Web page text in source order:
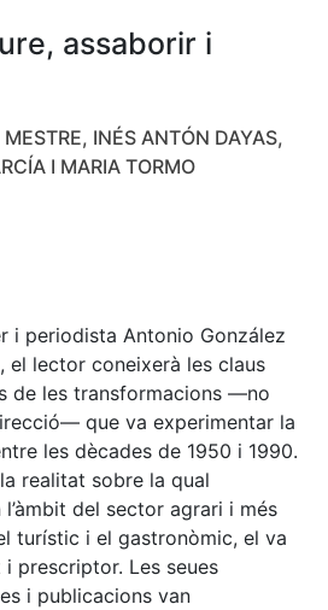
assaborir i
INÉS ANTÓN DAYAS,
I MARIA TORMO
i periodista Antonio González
el lector coneixerà les claus
de les transformacions —no
que va experimentar la
les dècades de 1950 i 1990.
realitat sobre la qual
del sector agrari i més
turístic i el gastronòmic, el va
prescriptor. Les seues
i publicacions van